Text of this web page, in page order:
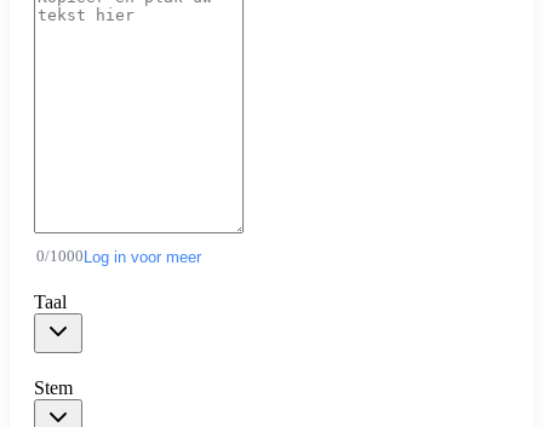
0/1000 Log in voor meer
Taal
Stem